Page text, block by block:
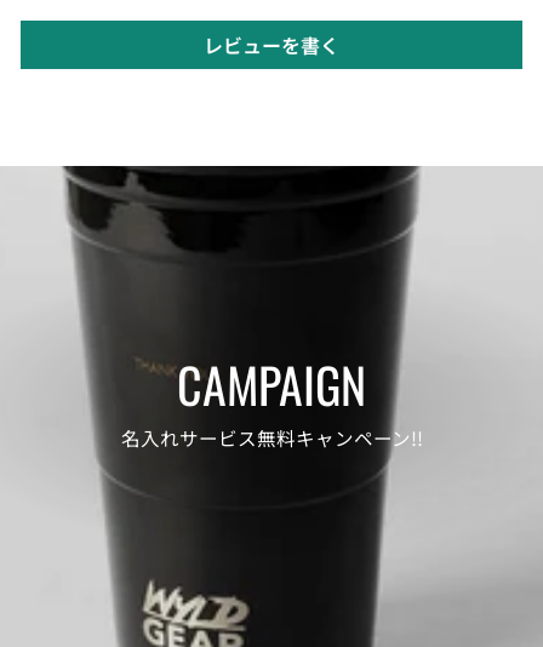
レビューを書く
CAMPAIGN
名入れサービス無料キャンペーン!!